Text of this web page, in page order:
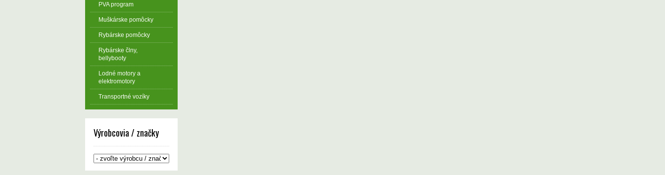
PVA program
Muškárske pomôcky
Rybárske pomôcky
Rybárske člny,
bellybooty
Lodné motory a
elektromotory
Transportné vozíky
Výrobcovia / značky